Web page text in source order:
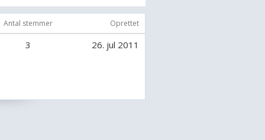
Antal stemmer Oprettet
3 26. jul 2011